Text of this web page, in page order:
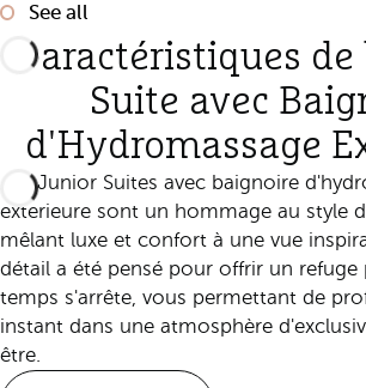
See all
Caractéristiques
Suite avec
d'Hydromassage
Les Junior Suites avec baignoire
extérieure sont un hommage au style
mêlant luxe et confort à une vue
détail a été pensé pour offrir un refuge
temps s'arrête, vous permettant de
instant dans une atmosphère
être.